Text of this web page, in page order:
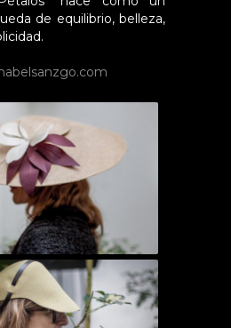
de equilibrio, belleza,